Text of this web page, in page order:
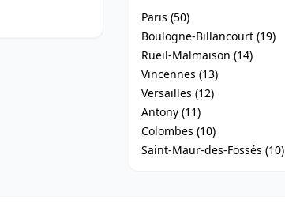
Paris (50)
Boulogne-Billancourt (19)
Rueil-Malmaison (14)
Vincennes (13)
Versailles (12)
Antony (11)
Colombes (10)
Saint-Maur-des-Fossés (10)